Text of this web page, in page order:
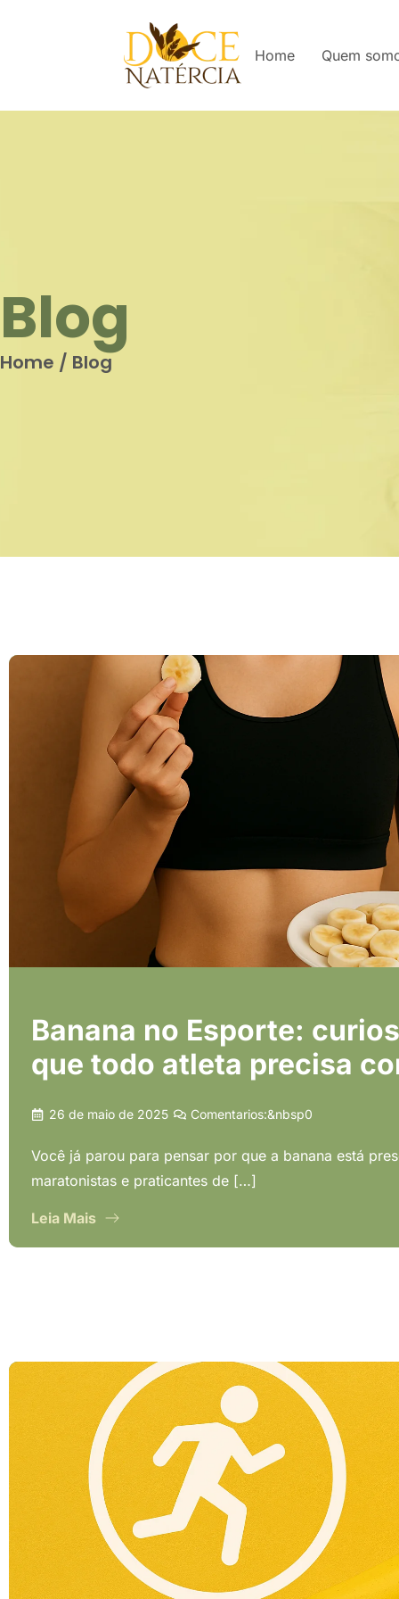
Home Quem
Blog
Home / Blog
Banana no Esporte:
que todo atleta precisa
26 de maio de 2025 Comentarios:&nbsp0
Você já parou para pensar por que a banana está
maratonistas e praticantes de […]
Leia Mais